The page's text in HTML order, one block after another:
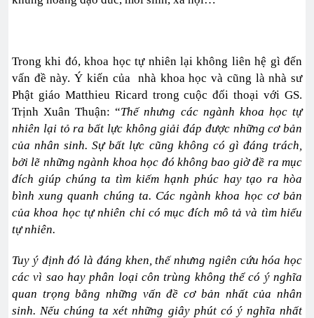
Trong khi đó, khoa học tự nhiên lại không liên hệ gì đến
vấn đề này. Ý kiến của nhà khoa học và cũng là nhà sư
Phật giáo Matthieu Ricard trong cuộc đối thoại với GS.
Trịnh Xuân Thuận: “Thế nhưng các ngành khoa học tự
nhiên lại tỏ ra bất lực không giải đáp được những cơ bản
của nhân sinh. Sự bất lực cũng không có gì đáng trách,
bởi lẽ những ngành khoa học đó không bao giờ đề ra mục
đích giúp chúng ta tìm kiếm hạnh phúc hay tạo ra hòa
bình xung quanh chúng ta. Các ngành khoa học cơ bản
của khoa học tự nhiên chỉ có mục đích mô tả và tìm hiểu
tự nhiên.
Tuy ý định đó là đáng khen, thế nhưng ngiên cứu hóa học
các vì sao hay phân loại côn trùng không thể có ý nghĩa
quan trọng bằng những vấn đề cơ bản nhất của nhân
sinh. Nếu chúng ta xét những giây phút có ý nghĩa nhất